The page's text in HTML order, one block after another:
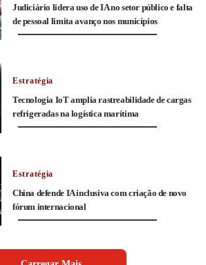
Judiciário lidera uso de IA no setor público e falta
de pessoal limita avanço nos municípios
Estratégia
Tecnologia IoT amplia rastreabilidade de cargas
refrigeradas na logística marítima
Estratégia
China defende IA inclusiva com criação de novo
fórum internacional